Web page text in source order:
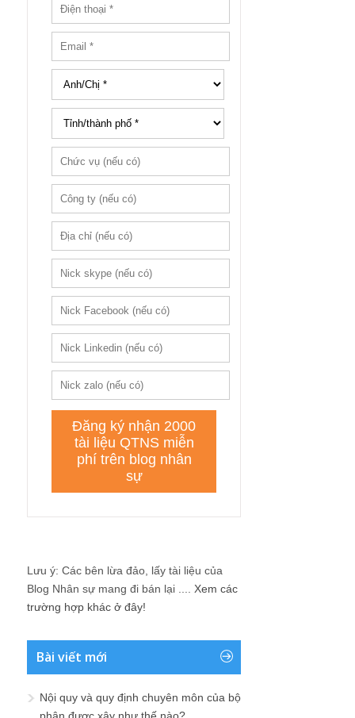
Lưu ý: Các bên lừa đảo, lấy tài liệu của
Blog Nhân sự mang đi bán lại .... Xem các
trường hợp khác ở đây!
Bài viết mới
Nội quy và quy định chuyên môn của bộ